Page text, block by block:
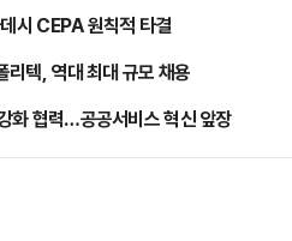
시 CEPA 원칙적 타결
텍, 역대 최대 규모 채용
화 협력…공공서비스 혁신 앞장